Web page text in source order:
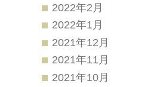
2022年2月
2022年1月
2021年12月
2021年11月
2021年10月